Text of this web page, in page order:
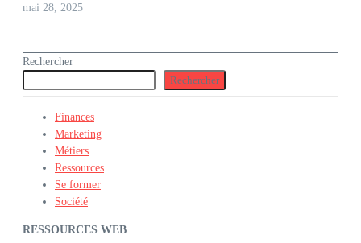
mai 28, 2025
Rechercher
Rechercher
Finances
Marketing
Métiers
Ressources
Se former
Société
RESSOURCES WEB